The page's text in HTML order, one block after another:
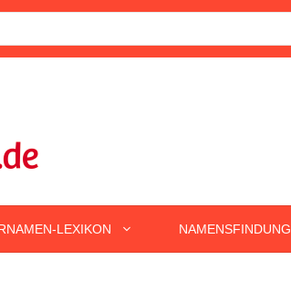
LEXIKON NAMENSFINDUNG